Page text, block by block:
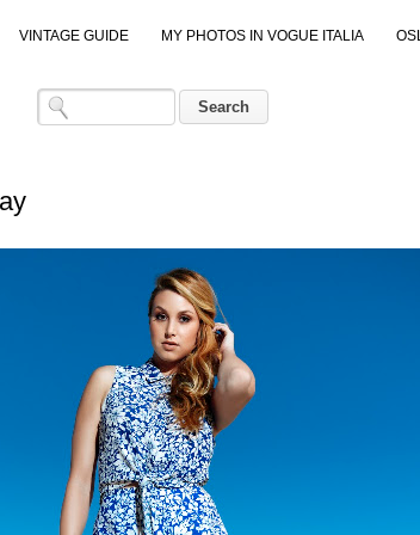
VINTAGE GUIDE MY PHOTOS IN VOGUE ITALIA